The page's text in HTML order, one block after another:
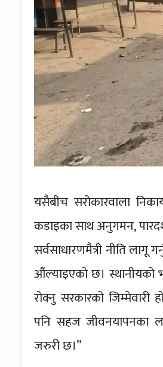
यसैबीच सरोकारवाला
कडाइका साथ अनुगमन,
सर्वसाधारणमैत्री नीति लागू
औंल्याइएको छ। स्थानीयको
रोक्नु सरकारको जिम्मेवारी
पनि सहज जीवनयापनका
जरुरी छ।”